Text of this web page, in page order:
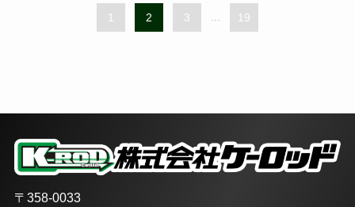
1 2 3 ... 19
〒358-0033